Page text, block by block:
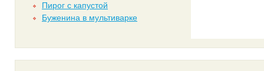
Пирог с капустой
Буженина в мультиварке